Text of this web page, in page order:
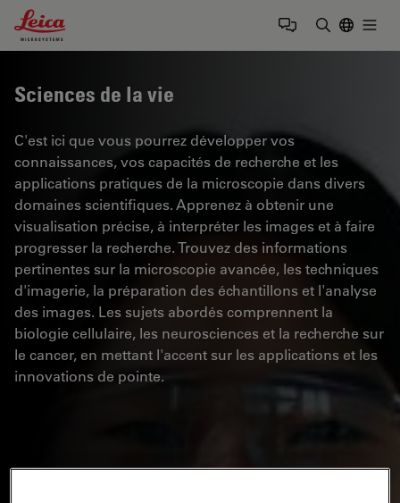
Leica Microsystems Logo
Sciences de la vie
C'est ici que vous pourrez développer vos
connaissances, vos capacités de recherche et les
applications pratiques de la microscopie dans divers
domaines scientifiques. Apprenez à obtenir une
visualisation précise, à interpréter les images et à faire
progresser la recherche. Trouvez des informations
pertinentes sur la microscopie avancée, les techniques
d'imagerie, la préparation des échantillons et l'analyse
des images. Les sujets abordés comprennent la
biologie cellulaire, les neurosciences et la recherche sur
le cancer, en mettant l'accent sur les applications et les
innovations de pointe.